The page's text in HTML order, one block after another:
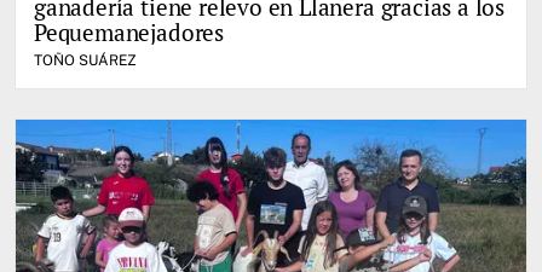
ganadería tiene relevo en Llanera gracias a los
Pequemanejadores
TOÑO SUÁREZ